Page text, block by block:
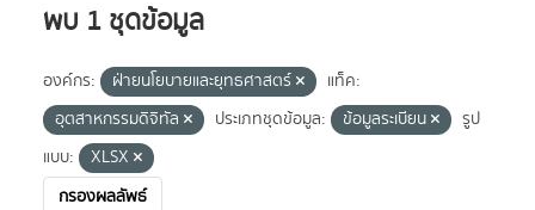
พบ 1 ชุดข้อมูล
องค์กร: ฝ่ายนโยบายและยุทธศาสตร์
แท็ค:
อุตสาหกรรมดิจิทัล
ประเภทชุดข้อมูล: ข้อมูลระเบียน
รูป
แบบ:
XLSX
กรองผลลัพธ์